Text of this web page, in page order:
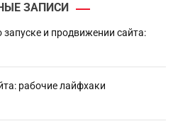
ЗАПИСИ
и продвижении сайта:
рабочие лайфхаки